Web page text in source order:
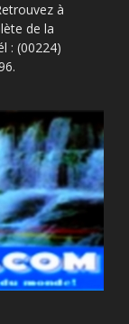
à
de la
: (00224)